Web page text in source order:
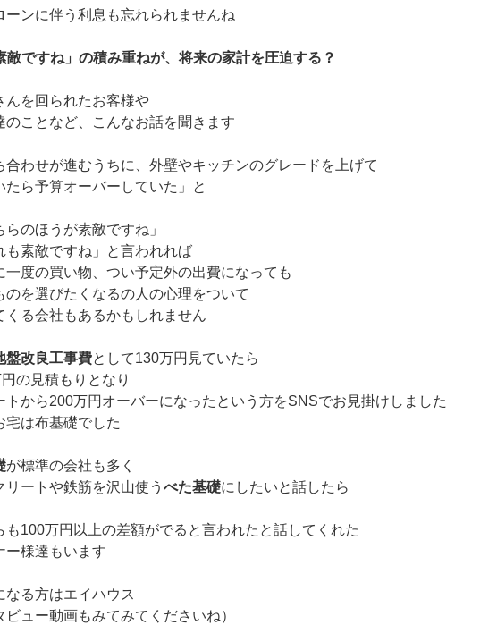
ーンに伴う利息も忘れられませんね
敵ですね」の積み重ねが、将来の家計を圧迫する？
んを回られたお客様や
のことなど、こんなお話を聞きます
合わせが進むうちに、外壁やキッチンのグレードを上げて
たら予算オーバーしていた」と
らのほうが素敵ですね」
も素敵ですね」と言われれば
一度の買い物、つい予定外の出費になっても
のを選びたくなるの人の心理をついて
くる会社もあるかもしれません
盤改良工事費として130万円見ていたら
の見積もりとなり
トから200万円オーバーになったという方をSNSでお見掛けしました
宅は布基礎でした
が標準の会社も多く
リートや鉄筋を沢山使う べた基礎にしたいと話したら
も100万円以上の差額がでると言われたと話してくれた
ー様達もいます
なる方はエイハウス
ビュー動画もみてみてくださいね）